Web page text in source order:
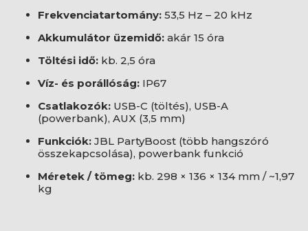
Frekvenciatartomány: 53,5 Hz – 20 kHz
Akkumulátor üzemidő: akár 15 óra
Töltési idő: kb. 2,5 óra
Víz- és porállóság: IP67
Csatlakozók: USB-C (töltés), USB-A
(powerbank), AUX (3,5 mm)
Funkciók: JBL PartyBoost (több hangszóró
összekapcsolása), powerbank funkció
Méretek / tömeg: kb. 298 × 136 × 134 mm / ~1,97
kg